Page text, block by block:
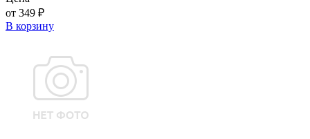
от 349 ₽
В корзину